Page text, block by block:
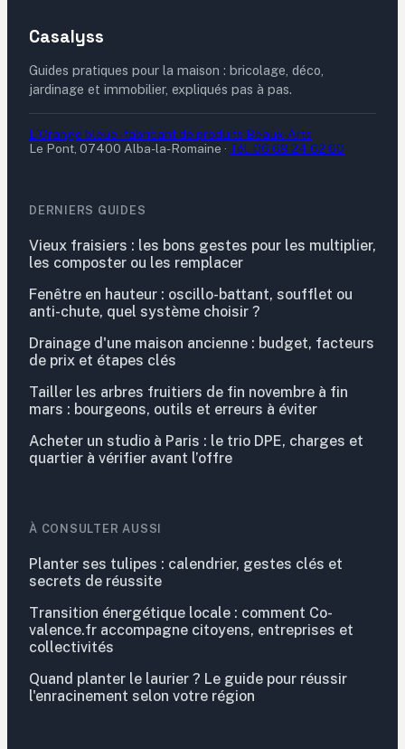
Casalyss
Guides pratiques pour la maison : bricolage, déco,
jardinage et immobilier, expliqués pas à pas.
L'Orange bleue - fabricant de produits Beaux-Arts
Le Pont, 07400 Alba-la-Romaine · Tél. 06 69 24 62 60
DERNIERS GUIDES
Vieux fraisiers : les bons gestes pour les multiplier,
les composter ou les remplacer
Fenêtre en hauteur : oscillo-battant, soufflet ou
anti-chute, quel système choisir ?
Drainage d'une maison ancienne : budget, facteurs
de prix et étapes clés
Tailler les arbres fruitiers de fin novembre à fin
mars : bourgeons, outils et erreurs à éviter
Acheter un studio à Paris : le trio DPE, charges et
quartier à vérifier avant l’offre
À CONSULTER AUSSI
Planter ses tulipes : calendrier, gestes clés et
secrets de réussite
Transition énergétique locale : comment Co-
valence.fr accompagne citoyens, entreprises et
collectivités
Quand planter le laurier ? Le guide pour réussir
l'enracinement selon votre région